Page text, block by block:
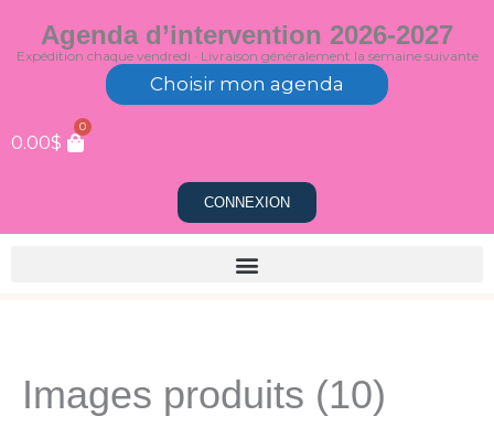
au
Agenda d’intervention 2026-2027
Expédition chaque vendredi · Livraison généralement la semaine suivante
Choisir mon agenda
0.00$
0
CONNEXION
Images produits (10)